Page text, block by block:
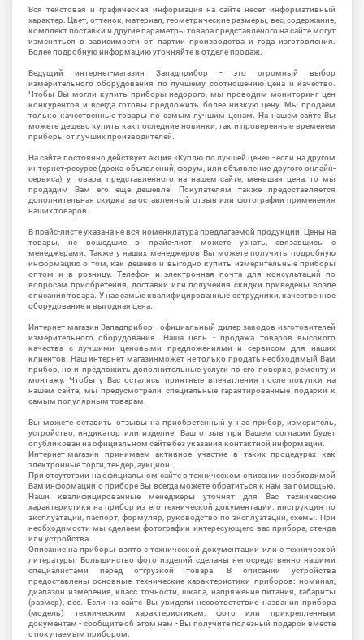
Вся текстовая и графическая информация на сайте несет информативный
характер. Цвет, оттенок, материал, геометрические размеры, вес, содержание,
комплект поставки и другие параметры товара представленого на сайте могут
изменяться в зависимости от партии производства и года изготовления.
Более подробную информацию уточняйте в отделе продаж.
Ведущий интернет-магазин Западприбор - это огромный выбор
измерительного оборудования по лучшему соотношению цена и качество.
Чтобы Вы могли купить приборы недорого, мы проводим мониторинг цен
конкурентов и всегда готовы предложить более низкую цену. Мы продаем
только качественные товары по самым лучшим ценам. На нашем сайте Вы
можете дешево купить как последние новинки, так и проверенные временем
приборы от лучших производителей.
На сайте постоянно действует акция «Куплю по лучшей цене» - если на другом
интернет-ресурсе (доска объявлений, форум, или объявление другого онлайн-
сервиса) у товара, представленного на нашем сайте, меньшая цена, то мы
продадим Вам его еще дешевле! Покупателям также предоставляется
дополнительная скидка за оставленный отзыв или фотографии применения
наших товаров.
В прайс-листе указана не вся номенклатура предлагаемой продукции. Цены на
товары, не вошедшие в прайс-лист можете узнать, связавшись с
менеджерами. Также у наших менеджеров Вы можете получить подробную
информацию о том, как дешево и выгодно купить измерительные приборы
оптом и в розницу. Телефон и электронная почта для консультаций по
вопросам приобретения, доставки или получения скидки приведены возле
описания товара. У нас самые квалифицированные сотрудники, качественное
оборудование и выгодная цена.
Интернет магазин Западприбор - официальный дилер заводов изготовителей
измерительного оборудования. Наша цель - продажа товаров высокого
качества с лучшими ценовыми предложениями и сервисом для наших
клиентов. Наш интернет магазинможет не только продать необходимый Вам
прибор, но и предложить дополнительные услуги по его поверке, ремонту и
монтажу. Чтобы у Вас остались приятные впечатления после покупки на
нашем сайте, мы предусмотрели специальные гарантированные подарки к
самым популярным товарам.
Вы можете оставить отзывы на приобретенный у нас прибор, измеритель,
устройство, индикатор или изделие. Ваш отзыв при Вашем согласии будет
опубликован на официальном сайте без указания контактной информации.
Интернет-магазин принимаем активное участие в таких процедурах как
электронные торги, тендер, аукцион.
При отсутствии на официальном сайте в техническом описании необходимой
Вам информации о приборе Вы всегда можете обратиться к нам за помощью.
Наши квалифицированные менеджеры уточнят для Вас технические
характеристики на прибор из его технической документации: инструкция по
эксплуатации, паспорт, формуляр, руководство по эксплуатации, схемы. При
необходимости мы сделаем фотографии интересующего вас прибора, стенда
или устройства.
Описание на приборы взято с технической документации или с технической
литературы. Большинство фото изделий сделаны непосредственно нашими
специалистами перед отгрузкой товара. В описании устройства
предоставлены основные технические характеристики приборов: номинал,
диапазон измерения, класс точности, шкала, напряжение питания, габариты
(размер), вес. Если на сайте Вы увидели несоответствие названия прибора
(модель) техническим характеристикам, фото или прикрепленным
документам - сообщите об этом нам - Вы получите полезный подарок вместе
с покупаемым прибором.